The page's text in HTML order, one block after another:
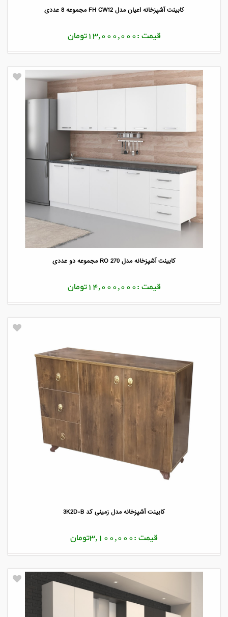
کابینت آشپزخانه اعیان مدل FH CW12 مجموعه 8 عددی
قیمت :13,000,000تومان
کابینت آشپزخانه مدل RO 270 مجموعه دو عددی
قیمت :14,000,000تومان
کابینت آشپزخانه مدل زمینی کد 3K2D-B
قیمت :3,100,000تومان